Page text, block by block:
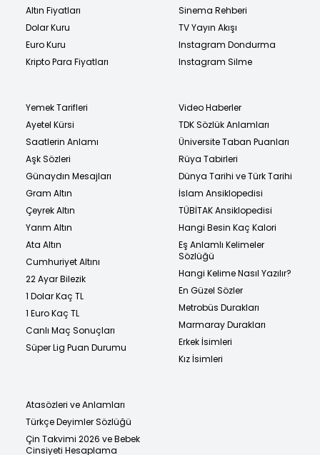
Altın Fiyatları
Dolar Kuru
Euro Kuru
Kripto Para Fiyatları
Sinema Rehberi
TV Yayın Akışı
Instagram Dondurma
Instagram Silme
Yemek Tarifleri
Ayetel Kürsi
Saatlerin Anlamı
Aşk Sözleri
Günaydın Mesajları
Gram Altın
Çeyrek Altın
Yarım Altın
Ata Altın
Cumhuriyet Altını
22 Ayar Bilezik
1 Dolar Kaç TL
1 Euro Kaç TL
Canlı Maç Sonuçları
Süper Lig Puan Durumu
Video Haberler
TDK Sözlük Anlamları
Üniversite Taban Puanları
Rüya Tabirleri
Dünya Tarihi ve Türk Tarihi
İslam Ansiklopedisi
TÜBİTAK Ansiklopedisi
Hangi Besin Kaç Kalori
Eş Anlamlı Kelimeler
Sözlüğü
Hangi Kelime Nasıl Yazılır?
En Güzel Sözler
Metrobüs Durakları
Marmaray Durakları
Erkek İsimleri
Kız İsimleri
Atasözleri ve Anlamları
Türkçe Deyimler Sözlüğü
Çin Takvimi 2026 ve Bebek
Cinsiyeti Hesaplama